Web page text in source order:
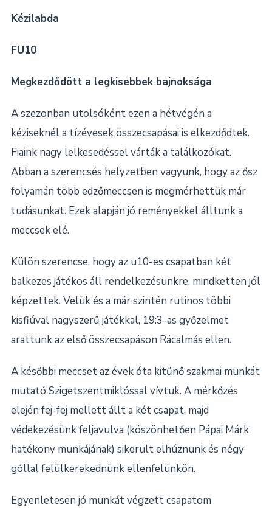
Kézilabda
FU10
Megkezdődött a legkisebbek bajnoksága
A szezonban utolsóként ezen a hétvégén a
kéziseknél a tízévesek összecsapásai is elkezdődtek.
Fiaink nagy lelkesedéssel várták a találkozókat.
Abban a szerencsés helyzetben vagyunk, hogy az ősz
folyamán több edzőmeccsen is megmérhettük már
tudásunkat. Ezek alapján jó reményekkel álltunk a
meccsek elé.
Külön szerencse, hogy az u10-es csapatban két
balkezes játékos áll rendelkezésünkre, mindketten jól
képzettek. Velük és a már szintén rutinos többi
kisfiúval nagyszerű játékkal, 19:3-as győzelmet
arattunk az első összecsapáson Rácalmás ellen.
A későbbi meccset az évek óta kitűnő szakmai munkát
mutató Szigetszentmiklóssal vívtuk. A mérkőzés
elején fej-fej mellett állt a két csapat, majd
védekezésünk feljavulva (köszönhetően Pápai Márk
hatékony munkájának) sikerült elhúznunk és négy
góllal felülkerekednünk ellenfelünkön.
Egyenletesen jó munkát végzett csapatom